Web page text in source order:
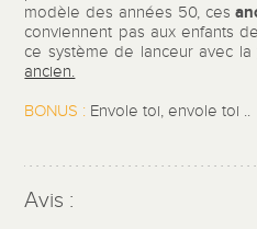
modèle des années 50, ces
conviennent pas aux enfants
ce système de lanceur avec la
ancien.
BONUS : Envole toi, envole toi ..
Avis :